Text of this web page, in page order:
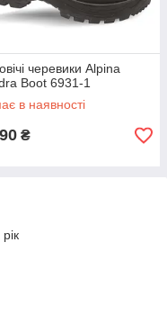
черевики Alpina
Boot 6931-1
в наявності
₴